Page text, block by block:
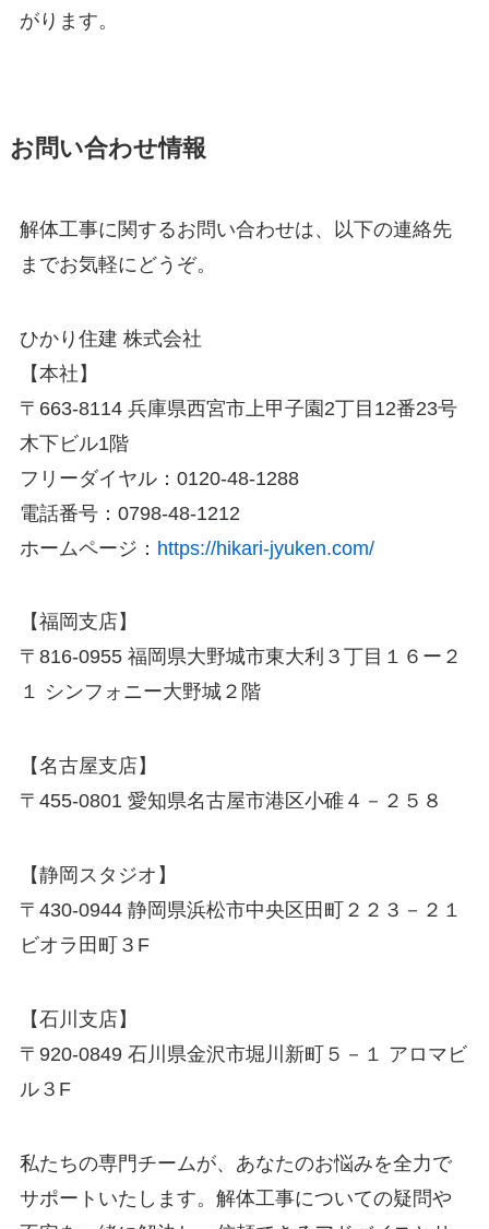
がります。
お問い合わせ情報
解体工事に関するお問い合わせは、以下の連絡先
までお気軽にどうぞ。
ひかり住建 株式会社
【本社】
〒663-8114 兵庫県西宮市上甲子園2丁目12番23号
木下ビル1階
フリーダイヤル：0120-48-1288
電話番号：0798-48-1212
ホームページ： https://hikari-jyuken.com/
【福岡支店】
〒816-0955 福岡県大野城市東大利３丁目１６ー２
１ シンフォニー大野城２階
【名古屋支店】
〒455-0801 愛知県名古屋市港区小碓４－２５８
【静岡スタジオ】
〒430-0944 静岡県浜松市中央区田町２２３－２１
ビオラ田町３F
【石川支店】
〒920-0849 石川県金沢市堀川新町５－１ アロマビ
ル３F
私たちの専門チームが、あなたのお悩みを全力で
サポートいたします。解体工事についての疑問や